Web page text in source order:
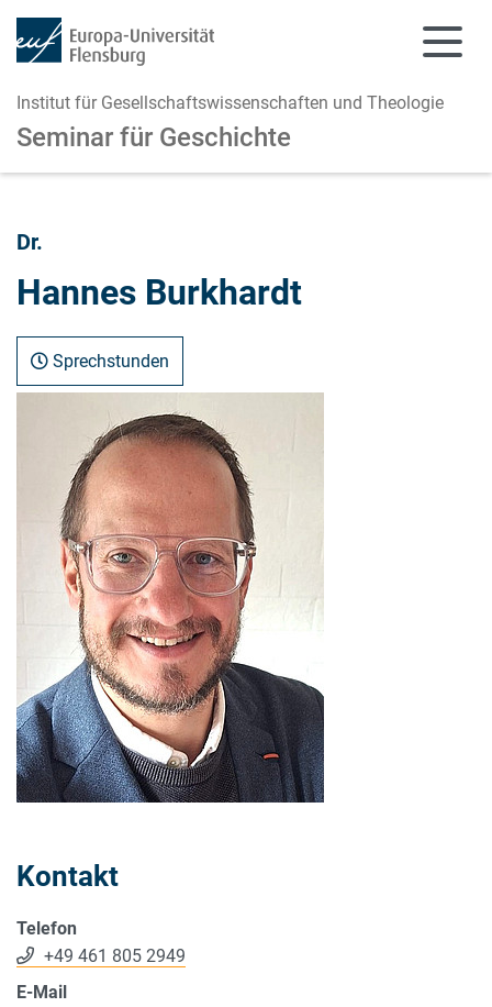
Institut für Gesellschaftswissenschaften und Theologie
Seminar für Geschichte
Dr.
Hannes Burkhardt
Sprechstunden
Kontakt
Telefon
+49 461 805 2949
E-Mail